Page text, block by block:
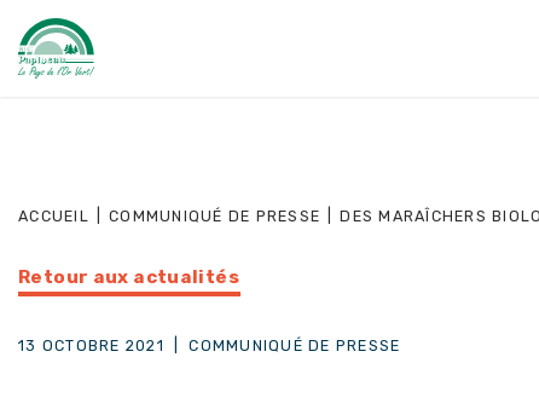
ACCUEIL COMMUNIQUÉ DE PRESSE DES MARAÎCHERS
Retour aux actualités
13 OCTOBRE 2021 COMMUNIQUÉ DE PRESSE